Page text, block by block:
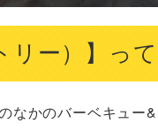
リー）】っ
なかのバーベキュー